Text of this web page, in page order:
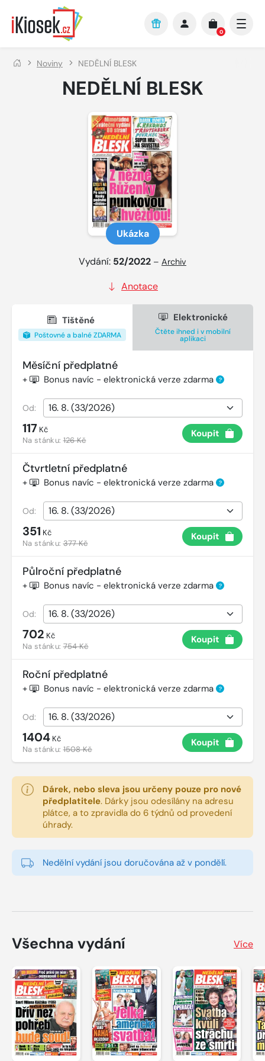
Přejít na hlavní obsah
0
Noviny NEDĚLNÍ BLESK
NEDĚLNÍ BLESK
Ukázka
Vydání: 52/2022 – Archiv
Anotace
Tištěné
Poštovné a balné ZDARMA
Elektronické
Čtěte ihned i v mobilní
aplikaci
Měsíční předplatné
+ Bonus navíc - elektronická verze zdarma ?
Od:
117 Kč
Na stánku:126 Kč
Koupit
Čtvrtletní předplatné
+ Bonus navíc - elektronická verze zdarma ?
Od:
351 Kč
Na stánku:377 Kč
Koupit
Půlroční předplatné
+ Bonus navíc - elektronická verze zdarma ?
Od:
702 Kč
Na stánku:754 Kč
Koupit
Roční předplatné
+ Bonus navíc - elektronická verze zdarma ?
Od:
1404 Kč
Na stánku:1508 Kč
Koupit
Dárek, nebo sleva jsou určeny pouze pro nové
předplatitele. Dárky jsou odesílány na adresu
plátce, a to zpravidla do 6 týdnů od provedení
úhrady.
Nedělní vydání jsou doručována až v pondělí.
Všechna vydání Více